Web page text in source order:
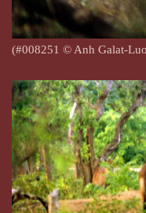
(#008251 © Anh Galat-